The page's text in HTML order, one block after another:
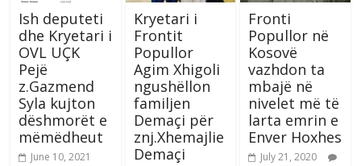
Ish deputeti
dhe Kryetari i
OVL UÇK
Pejë
z.Gazmend
Syla kujton
dëshmorët e
mëmëdheut
June 10, 2021
Kryetari i
Frontit
Popullor
Agim Xhigoli
ngushëllon
familjen
Demaçi për
znj.Xhemajlie
Demaçi
Fronti
Popullor në
Kosovë
vazhdon ta
mbajë në
nivelet më të
larta emrin e
Enver Hoxhes
July 21, 2020